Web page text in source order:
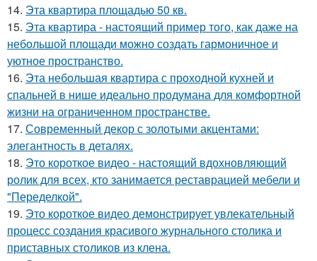
14. Эта квартира площадью 50 кв.
15. Эта квартира - настоящий пример того, как даже на
небольшой площади можно создать гармоничное и
уютное пространство.
16. Эта небольшая квартира с проходной кухней и
спальней в нише идеально продумана для комфортной
жизни на ограниченном пространстве.
17. Современный декор с золотыми акцентами:
элегантность в деталях.
18. Это короткое видео - настоящий вдохновляющий
ролик для всех, кто занимается реставрацией мебели и
"Переделкой".
19. Это короткое видео демонстрирует увлекательный
процесс создания красивого журнального столика и
приставных столиков из клена.